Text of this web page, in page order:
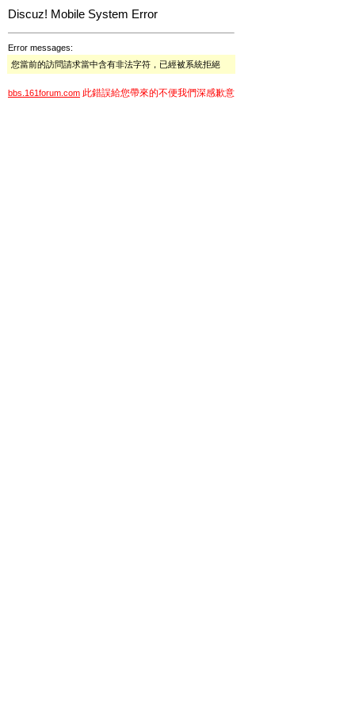
Discuz! Mobile System Error
Error messages:
您當前的訪問請求當中含有非法字符，已經被系統拒絕
bbs.161forum.com 此錯誤給您帶來的不便我們深感歉意